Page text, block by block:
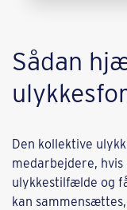
Sådan
Den kollektive
medarbejdere,
ulykkestilfælde og
kan